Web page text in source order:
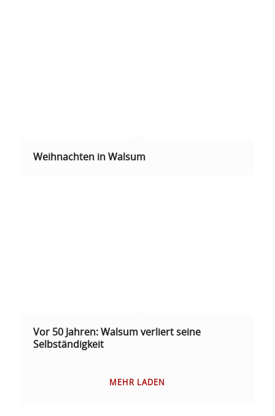
Weihnachten in Walsum
Vor 50 Jahren: Walsum verliert seine
Selbständigkeit
MEHR LADEN